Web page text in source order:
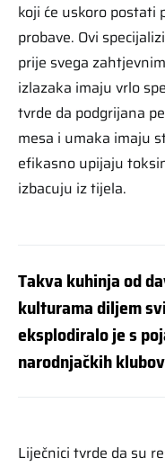
koji će uskoro postati
probave. Ovi
prije svega
izlazaka imaju vrlo
tvrde da podgrijana
mesa i umaka imaju
efikasno upijaju
izbacuju iz tijela.
Takva kuhinja od
kulturama diljem
eksplodiralo je s
narodnjačkih
Liječnici tvrde da su